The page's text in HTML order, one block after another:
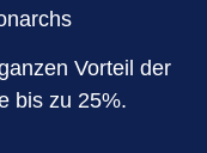
Vorteil der
bis zu 25%.